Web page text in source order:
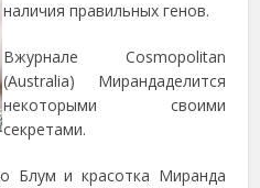
наличия правильных генов.
Вжурнале Cosmopolitan
(Australia) Мирандаделится
некоторыми своими
секретами.
Блум и красотка Миранда